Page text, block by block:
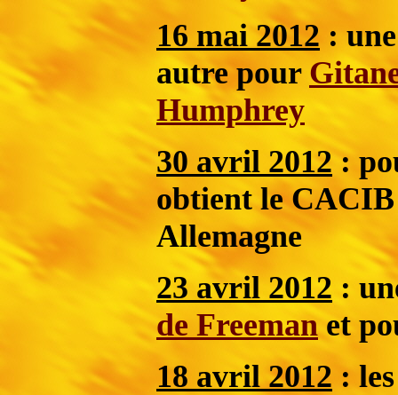
16 mai 2012 :
autre pour
Humphrey
30 avril 2012:
obtient le
Allemagne
23 avril 2012 :
de Freemanet
18 avril 2012 :